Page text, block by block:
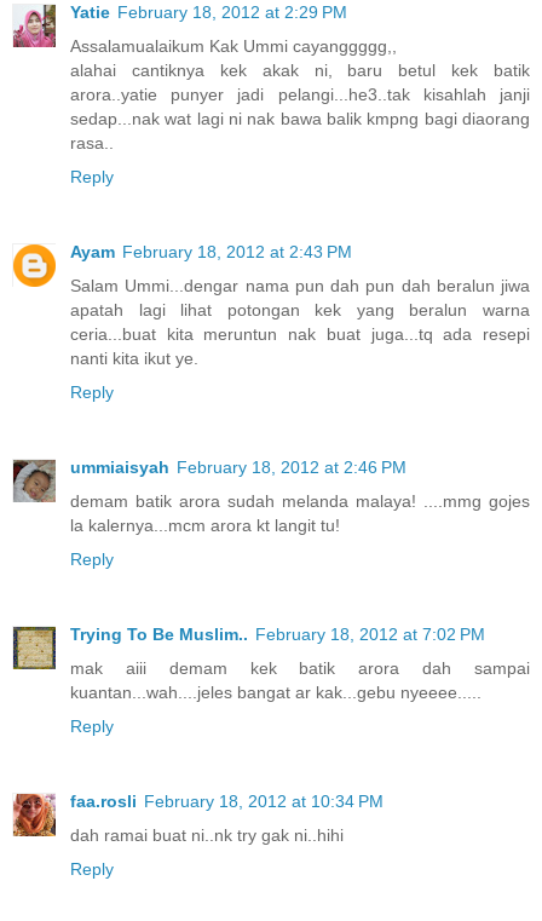
Yatie February 18, 2012 at 2:29 PM
Assalamualaikum Kak Ummi cayanggggg,,
alahai cantiknya kek akak ni, baru betul kek batik
arora..yatie punyer jadi pelangi...he3..tak kisahlah janji
sedap...nak wat lagi ni nak bawa balik kmpng bagi diaorang
rasa..
Reply
Ayam February 18, 2012 at 2:43 PM
Salam Ummi...dengar nama pun dah pun dah beralun jiwa
apatah lagi lihat potongan kek yang beralun warna
ceria...buat kita meruntun nak buat juga...tq ada resepi
nanti kita ikut ye.
Reply
ummiaisyah February 18, 2012 at 2:46 PM
demam batik arora sudah melanda malaya! ....mmg gojes
la kalernya...mcm arora kt langit tu!
Reply
Trying To Be Muslim.. February 18, 2012 at 7:02 PM
mak aiii demam kek batik arora dah sampai
kuantan...wah....jeles bangat ar kak...gebu nyeeee.....
Reply
faa.rosli February 18, 2012 at 10:34 PM
dah ramai buat ni..nk try gak ni..hihi
Reply